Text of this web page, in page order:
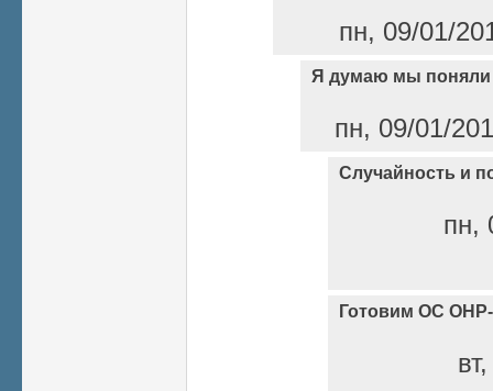
пн, 09/01/
Я думаю мы поняли
пн, 09/01/
Случайность и
пн,
Готовим ОС